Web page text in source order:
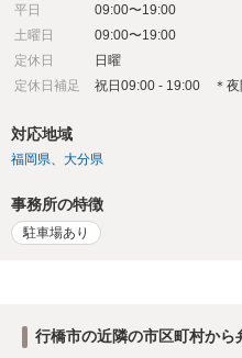
平日
09:00〜19:00
土曜日
09:00〜19:00
定休日
日曜
定休日補足
祝日09:00 - 19:00 ＊夜
対応地域
福岡県 大分県
事務所の特徴
駐車場あり
行橋市の近隣の市区町村から